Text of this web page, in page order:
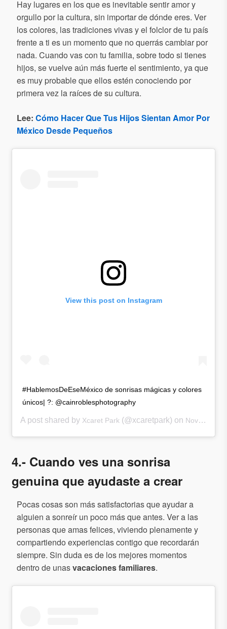
Hay lugares en los que es inevitable sentir amor y
orgullo por la cultura, sin importar de dónde eres. Ver
los colores, las tradiciones vivas y el folclor de tu país
frente a ti es un momento que no querrás cambiar por
nada. Cuando vas con tu familia, sobre todo si tienes
hijos, se vuelve aún más fuerte el sentimiento, ya que
es muy probable que ellos estén conociendo por
primera vez la raíces de su cultura.
Lee: Cómo Hacer Que Tus Hijos Sientan Amor Por
México Desde Pequeños
View this post on Instagram
#HablemosDeEseMéxico de sonrisas mágicas y colores
únicos| ?: @cainroblesphotography
A post shared by Xcaret Park (@xcaretpark) on Nov 24, 2017 at 10:44am PST
4.- Cuando ves una sonrisa
genuina que ayudaste a crear
Pocas cosas son más satisfactorias que ayudar a
alguien a sonreír un poco más que antes. Ver a las
personas que amas felices, viviendo plenamente y
compartiendo experiencias contigo que recordarán
siempre. Sin duda es de los mejores momentos
dentro de unasvacaciones familiares.